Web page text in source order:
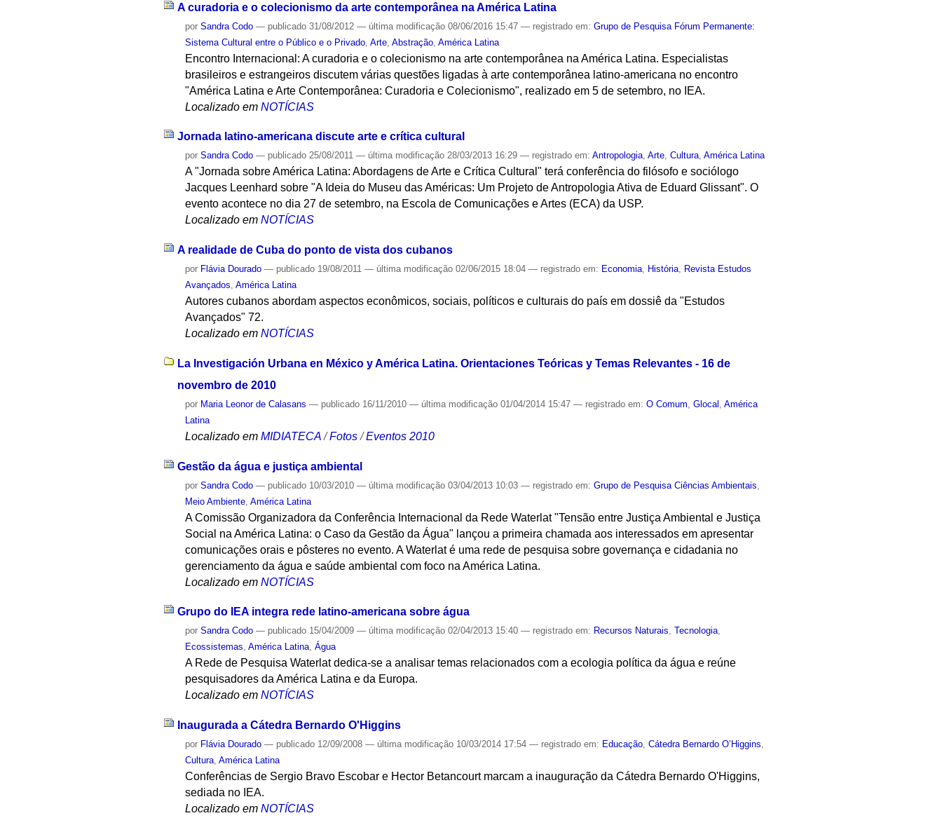
A curadoria e o colecionismo da arte contemporânea na América Latina
porSandra Codo — publicado 31/08/2012— última modificação 08/06/2016 15:47— registrado em:Grupo de Pesquisa Fórum Permanente:
Sistema Cultural entre o Público e o Privado ,Arte ,Abstração ,América Latina
Encontro Internacional: A curadoria e o colecionismo na arte contemporânea na América Latina. Especialistas
brasileiros e estrangeiros discutem várias questões ligadas à arte contemporânea latino-americana no encontro
"América Latina e Arte Contemporânea: Curadoria e Colecionismo", realizado em 5 de setembro, no IEA.
Localizado em NOTÍCIAS
Jornada latino-americana discute arte e crítica cultural
porSandra Codo — publicado 25/08/2011— última modificação 28/03/2013 16:29— registrado em:Antropologia,Arte,Cultura,América Latina
A "Jornada sobre América Latina: Abordagens de Arte e Crítica Cultural" terá conferência do filósofo e sociólogo
Jacques Leenhard sobre "A Ideia do Museu das Américas: Um Projeto de Antropologia Ativa de Eduard Glissant". O
evento acontece no dia 27 de setembro, na Escola de Comunicações e Artes (ECA) da USP.
Localizado em NOTÍCIAS
A realidade de Cuba do ponto de vista dos cubanos
por Flávia Dourado — publicado 19/08/2011— última modificação 02/06/2015 18:04— registrado em: Economia, História, Revista Estudos
Avançados,América Latina
Autores cubanos abordam aspectos econômicos, sociais, políticos e culturais do país em dossiê da "Estudos
Avançados" 72.
Localizado em NOTÍCIAS
La Investigación Urbana en México y América Latina. Orientaciones Teóricas y Temas Relevantes - 16 de
novembro de 2010
por Maria Leonor de Calasans — publicado 16/11/2010— última modificação 01/04/2014 15:47— registrado em:O Comum ,Glocal ,América
Latina
Localizado em MIDIATECA /Fotos /Eventos 2010
Gestão da água e justiça ambiental
porSandra Codo — publicado 10/03/2010— última modificação 03/04/2013 10:03— registrado em:Grupo de Pesquisa Ciências Ambientais
Meio Ambiente ,América Latina
A Comissão Organizadora da Conferência Internacional da Rede Waterlat "Tensão entre Justiça Ambiental e Justiça
Social na América Latina: o Caso da Gestão da Água" lançou a primeira chamada aos interessados em apresentar
comunicações orais e pôsteres no evento. A Waterlat é uma rede de pesquisa sobre governança e cidadania no
gerenciamento da água e saúde ambiental com foco na América Latina.
Localizado em NOTÍCIAS
Grupo do IEA integra rede latino-americana sobre água
porSandra Codo — publicado 15/04/2009— última modificação 02/04/2013 15:40— registrado em: Recursos Naturais,Tecnologia,
Ecossistemas,América Latina,Água
A Rede de Pesquisa Waterlat dedica-se a analisar temas relacionados com a ecologia política da água e reúne
pesquisadores da América Latina e da Europa.
Localizado em NOTÍCIAS
Inaugurada a Cátedra Bernardo O'Higgins
por Flávia Dourado — publicado 12/09/2008— última modificação 10/03/2014 17:54— registrado em: Educação ,Cátedra Bernardo O’Higgins
Cultura ,América Latina
Conferências de Sergio Bravo Escobar e Hector Betancourt marcam a inauguração da Cátedra Bernardo O'Higgins,
sediada no IEA.
Localizado em NOTÍCIAS